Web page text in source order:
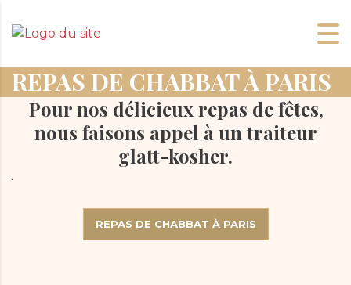
REPAS DE CHABBAT À PARIS
Pour nos délicieux repas de fêtes,
nous faisons appel à un traiteur
glatt-kosher.
REPAS DE CHABBAT À PARIS